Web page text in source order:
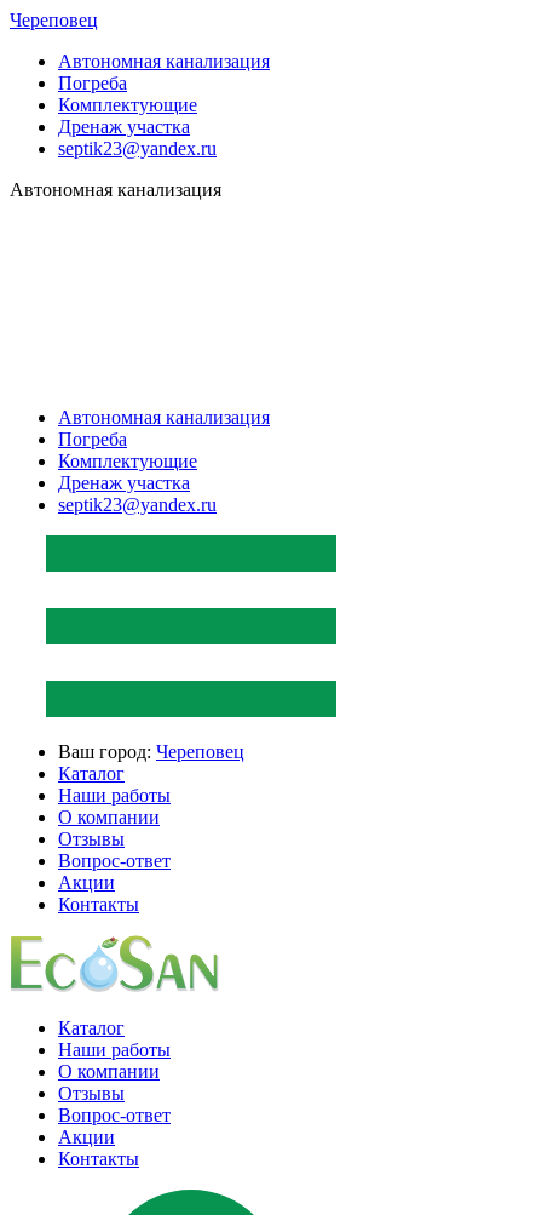
Череповец
Автономная канализация
Погреба
Комплектующие
Дренаж участка
septik23@yandex.ru
Автономная канализация
Автономная канализация
Погреба
Комплектующие
Дренаж участка
septik23@yandex.ru
Ваш город: Череповец
Каталог
Наши работы
О компании
Отзывы
Вопрос-ответ
Акции
Контакты
Каталог
Наши работы
О компании
Отзывы
Вопрос-ответ
Акции
Контакты